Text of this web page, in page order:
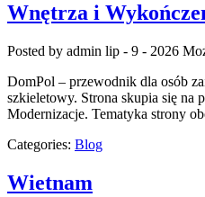
Wnętrza i
Posted by admin lip - 9 - 2026
DomPol – przewodnik dla osób
szkieletowy. Strona skupia się na
Modernizacje. Tematyka strony
Categories: Blog
Wietnam